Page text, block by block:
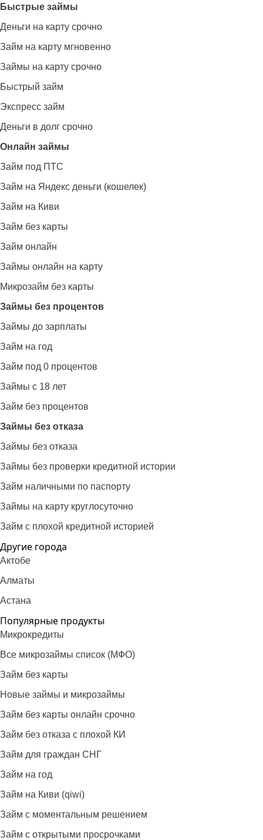
Быстрые займы
Деньги на карту срочно
Займ на карту мгновенно
Займы на карту срочно
Быстрый займ
Экспресс займ
Деньги в долг срочно
Онлайн займы
Займ под ПТС
Займ на Яндекс деньги (кошелек)
Займ на Киви
Займ без карты
Займ онлайн
Займы онлайн на карту
Микрозайм без карты
Займы без процентов
Займы до зарплаты
Займ на год
Займ под 0 процентов
Займы с 18 лет
Займ без процентов
Займы без отказа
Займы без отказа
Займы без проверки кредитной истории
Займ наличными по паспорту
Займы на карту круглосуточно
Займ с плохой кредитной историей
Другие города
Актобе
Алматы
Астана
Популярные продукты
Микрокредиты
Все микрозаймы список (МФО)
Займ без карты
Новые займы и микрозаймы
Займ без карты онлайн срочно
Займ без отказа с плохой КИ
Займ для граждан СНГ
Займ на год
Займ на Киви (qiwi)
Займ c моментальным решением
Займ с открытыми просрочками